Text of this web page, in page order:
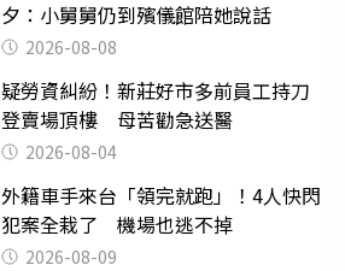
夕：小舅舅仍到殯儀館陪她說話
2026-08-08
疑勞資糾紛！新莊好市多前員工持刀
登賣場頂樓 母苦勸急送醫
2026-08-04
外籍車手來台「領完就跑」！4人快閃
犯案全栽了 機場也逃不掉
2026-08-09